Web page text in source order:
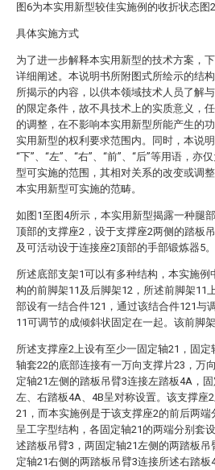
图6为本实用新型较佳实施例的收折状态图2
具体实施方式
为了进一步解释本实用新型的技术方案，
详细阐述。本说明书所附图式所绘示的结
所揭示的内容，以供本领域技术人员了解
的限定条件，故不具技术上的实质意义，
的调整，在不影响本实用新型所能产生的
实用新型的权利要求范围内。同时，本说明
“下”、“左”、“右”、“前”、“后”等用语，
型可实施的范围，其相对关系的改变或调
本实用新型可实施的范畴。
如图1至图4所示，本实用新型揭露一种腿
顶部的支撑座2，设于支撑座2两侧的踏板
及可活动设于连接座2顶部的手部锻炼器5。
所述底部支架1可以有多种结构，本实施
构的前脚架11及后脚架12，所述前脚架11
部设有一结合件121，通过该结合件121与
11可调节的成倾斜状固定在一起。该前脚
所述支撑座2上设有至少一固定轴21，固
轴套22的底部连接有一万向支撑片23，万
定轴21左侧的踏板吊臂3连接左踏板4A，
左、右踏板4A、4B呈对称设置。该支撑座
21，而本实施例是于该支撑座2的前后两
呈工字型结构，各固定轴21的两端分别套
述踏板吊臂3，两固定轴21左侧的两踏板
定轴21右侧的两踏板吊臂3连接所述右踏